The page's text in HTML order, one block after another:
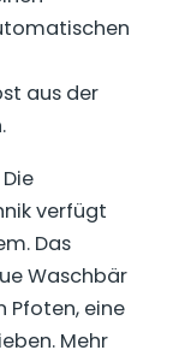
aus der
Die
verfügt
Das
Waschbär
Pfoten, eine
Mehr